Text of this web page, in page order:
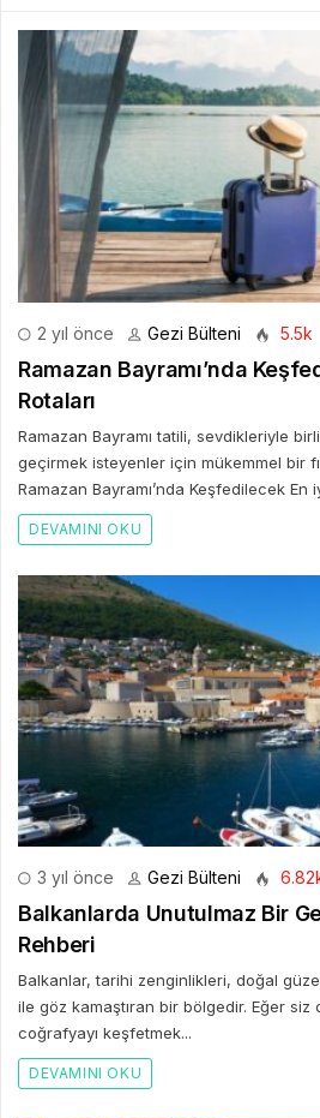
2 yıl önce Gezi Bülteni 5.5k
Ramazan Bayramı’nda
Rotaları
Ramazan Bayramı tatili, sevdikleriyle
geçirmek isteyenler için mükemmel bir
Ramazan Bayramı’nda Keşfedilecek En
DEVAMINI OKU
3 yıl önce Gezi Bülteni
Balkanlarda Unutulmaz Bir
Rehberi
Balkanlar, tarihi zenginlikleri, doğal
ile göz kamaştıran bir bölgedir. Eğer siz
coğrafyayı keşfetmek...
DEVAMINI OKU